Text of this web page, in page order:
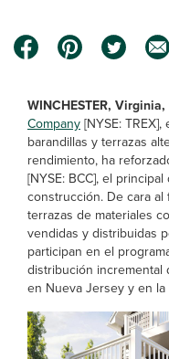
WINCHESTER,
Company[NYSE:
barandillas y terrazas
rendimiento, ha
[NYSE: BCC], el
construcción. De cara
terrazas de materiales
vendidas y distribuidas
participan en el
distribución
en Nueva Jersey y en